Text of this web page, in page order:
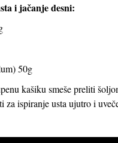
i jačanje desni:
) 50g
kašiku smeše preliti
za ispiranje usta ujutro i